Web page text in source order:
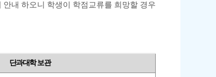
내 하오니 학생이 학점교류를 희망할 경우
단과대학 보관